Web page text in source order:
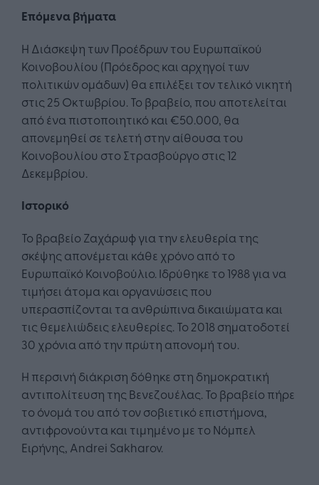
Επόμενα βήματα
Η Διάσκεψη των Προέδρων του Ευρωπαϊκού
Κοινοβουλίου (Πρόεδρος και αρχηγοί των
πολιτικών ομάδων) θα επιλέξει τον τελικό νικητή
στις 25 Οκτωβρίου. Το βραβείο, που αποτελείται
από ένα πιστοποιητικό και €50.000, θα
απονεμηθεί σε τελετή στην αίθουσα του
Κοινοβουλίου στο Στρασβούργο στις 12
Δεκεμβρίου.
Ιστορικό
Το βραβείο Ζαχάρωφ για την ελευθερία της
σκέψης απονέμεται κάθε χρόνο από το
Ευρωπαϊκό Κοινοβούλιο. Ιδρύθηκε το 1988 για να
τιμήσει άτομα και οργανώσεις που
υπερασπίζονται τα ανθρώπινα δικαιώματα και
τις θεμελιώδεις ελευθερίες. Το 2018 σηματοδοτεί
30 χρόνια από την πρώτη απονομή του.
Η περσινή διάκριση δόθηκε στη δημοκρατική
αντιπολίτευση της Βενεζουέλας. Το βραβείο πήρε
το όνομά του από τον σοβιετικό επιστήμονα,
αντιφρονούντα και τιμημένο με το Νόμπελ
Ειρήνης, Andrei Sakharov.